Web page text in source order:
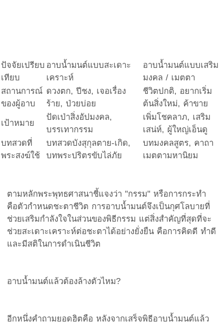
ปัจจัยเปรียบ
เทียบ
อาบน้ำมนต์แบบสะเดาะ
เคราะห์
อาบน้ำมนต์แบบเสริม
มงคล / เมตตา
สถานการณ์
ของผู้อาบ
ดวงตก, ปีชง, เจอเรื่อง
ร้าย, ป่วยบ่อย
ชีวิตปกติ, อยากเริ่ม
ต้นสิ่งใหม่, ค้าขาย
เป้าหมาย
ปัดเป่าสิ่งอัปมงคล,
บรรเทากรรม
เพิ่มโชคลาภ, เสริม
เสน่ห์, ผู้ใหญ่เอ็นดู
บทสวดที่
พระสงฆ์ใช้
บทสวดบังสุกุลตาย-เกิด,
บทพระปริตรขับไล่ภัย
บทมงคลสูตร, คาถา
เมตตามหานิยม
ตามหลักพระพุทธศาสนาชี้แจงว่า "กรรม" หรือการกระทำ
คือตัวกำหนดชะตาชีวิต การอาบน้ำมนต์จึงเป็นกุศโลบายที่
ช่วยเสริมกำลังใจในส่วนของพิธีกรรม แต่สิ่งสำคัญที่สุดที่จะ
ช่วยสะเดาะเคราะห์ต่อชะตาได้อย่างยั่งยืน คือการคิดดี ทำดี
และมีสติในการดำเนินชีวิต
อาบน้ำมนต์แล้วต้องล้างตัวไหม?
อีกหนึ่งคำถามยอดฮิตคือ หลังจากเสร็จพิธีอาบน้ำมนต์แล้ว